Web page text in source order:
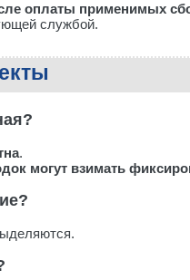
оплаты применимых
службой.
.
могут взимать